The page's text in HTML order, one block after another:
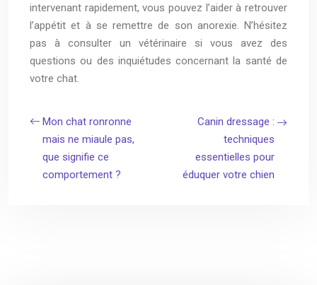
intervenant rapidement, vous pouvez l’aider à retrouver
l’appétit et à se remettre de son anorexie. N’hésitez
pas à consulter un vétérinaire si vous avez des
questions ou des inquiétudes concernant la santé de
votre chat.
Mon chat ronronne
mais ne miaule pas,
que signifie ce
comportement ?
Canin dressage :
techniques
essentielles pour
éduquer votre chien